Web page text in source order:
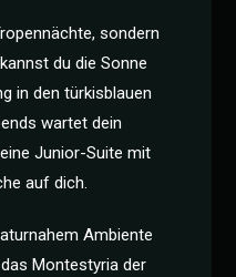
sondern
du die Sonne
in den türkisblauen
wartet dein
Junior-Suite mit
auf dich.
Ambiente
Montestyria der